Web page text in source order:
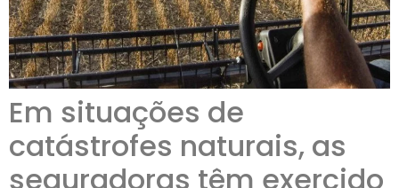
Em situações de
catástrofes naturais, as
seguradoras têm exercido